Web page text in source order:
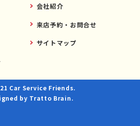
会社紹介
来店予約・お問合せ
サイトマップ
Car Service Friends.
by Tratto Brain.